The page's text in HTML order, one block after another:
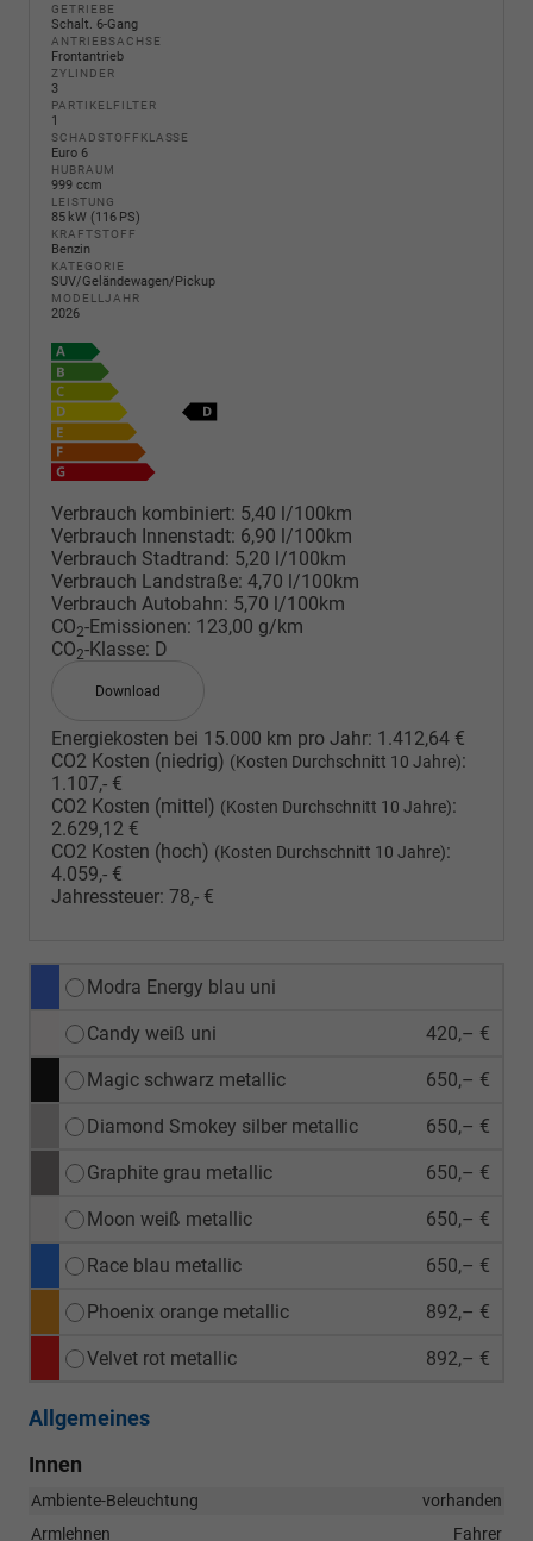
GETRIEBE
Schalt. 6-Gang
ANTRIEBSACHSE
Frontantrieb
ZYLINDER
3
PARTIKELFILTER
1
SCHADSTOFFKLASSE
Euro 6
HUBRAUM
999 ccm
LEISTUNG
85 kW (116 PS)
KRAFTSTOFF
Benzin
KATEGORIE
SUV/Geländewagen/Pickup
MODELLJAHR
2026
Verbrauch kombiniert: 5,40 l/100km
Verbrauch Innenstadt: 6,90 l/100km
Verbrauch Stadtrand: 5,20 l/100km
Verbrauch Landstraße: 4,70 l/100km
Verbrauch Autobahn: 5,70 l/100km
CO2-Emissionen: 123,00 g/km
CO2-Klasse: D
Download
Energiekosten bei 15.000 km pro Jahr: 1.412,64 €
CO2 Kosten (niedrig) (Kosten Durchschnitt 10 Jahre):
1.107,- €
CO2 Kosten (mittel) (Kosten Durchschnitt 10 Jahre):
2.629,12 €
CO2 Kosten (hoch) (Kosten Durchschnitt 10 Jahre):
4.059,- €
Jahressteuer: 78,- €
Modra Energy blau uni
Candy weiß uni 420,– €
Magic schwarz metallic 650,– €
Diamond Smokey silber metallic 650,– €
Graphite grau metallic 650,– €
Moon weiß metallic 650,– €
Race blau metallic 650,– €
Phoenix orange metallic 892,– €
Velvet rot metallic 892,– €
Allgemeines
Innen
Ambiente-Beleuchtung
vorhanden
Armlehnen
Fahrer